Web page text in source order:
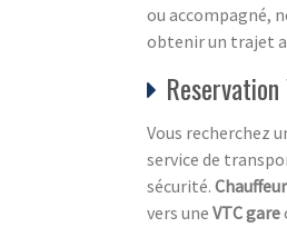
ou accompagné,
obtenir un trajet
Vous recherchez
service de
sécurité.
vers une VTC gare